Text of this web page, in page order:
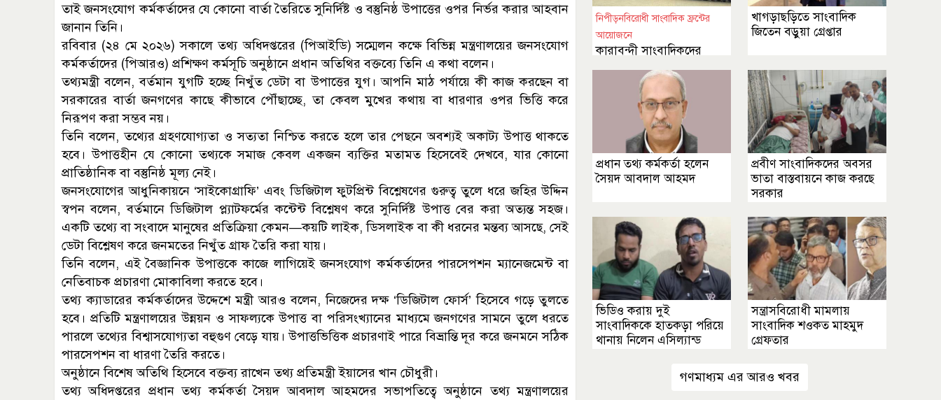
তাই জনসংযোগ কর্মকর্তাদের যে কোনো বার্তা তৈরিতে সুনির্দিষ্ট ও বস্তুনিষ্ঠ উপাত্তের ওপর নির্ভর করার আহবান
জানান তিনি।
রবিবার (২৪ মে ২০২৬) সকালে তথ্য অধিদপ্তরের (পিআইডি) সম্মেলন কক্ষে বিভিন্ন মন্ত্রণালয়ের জনসংযোগ
কর্মকর্তাদের (পিআরও) প্রশিক্ষণ কর্মসূচি অনুষ্ঠানে প্রধান অতিথির বক্তব্যে তিনি এ কথা বলেন।
তথ্যমন্ত্রী বলেন, বর্তমান যুগটি হচ্ছে নিখুঁত ডেটা বা উপাত্তের যুগ। আপনি মাঠ পর্যায়ে কী কাজ করছেন বা
সরকারের বার্তা জনগণের কাছে কীভাবে পৌঁছাচ্ছে, তা কেবল মুখের কথায় বা ধারণার ওপর ভিত্তি করে
নিরূপণ করা সম্ভব নয়।
তিনি বলেন, তথ্যের গ্রহণযোগ্যতা ও সত্যতা নিশ্চিত করতে হলে তার পেছনে অবশ্যই অকাট্য উপাত্ত থাকতে
হবে। উপাত্তহীন যে কোনো তথ্যকে সমাজ কেবল একজন ব্যক্তির মতামত হিসেবেই দেখবে, যার কোনো
প্রাতিষ্ঠানিক বা বস্তুনিষ্ঠ মূল্য নেই।
জনসংযোগের আধুনিকায়নে ‘সাইকোগ্রাফি’ এবং ডিজিটাল ফুটপ্রিন্ট বিশ্লেষণের গুরুত্ব তুলে ধরে জহির উদ্দিন
স্বপন বলেন, বর্তমানে ডিজিটাল প্ল্যাটফর্মের কন্টেন্ট বিশ্লেষণ করে সুনির্দিষ্ট উপাত্ত বের করা অত্যন্ত সহজ।
একটি তথ্যে বা সংবাদে মানুষের প্রতিক্রিয়া কেমন—কয়টি লাইক, ডিসলাইক বা কী ধরনের মন্তব্য আসছে, সেই
ডেটা বিশ্লেষণ করে জনমতের নিখুঁত গ্রাফ তৈরি করা যায়।
তিনি বলেন, এই বৈজ্ঞানিক উপাত্তকে কাজে লাগিয়েই জনসংযোগ কর্মকর্তাদের পারসেপশন ম্যানেজমেন্ট বা
নেতিবাচক প্রচারণা মোকাবিলা করতে হবে।
তথ্য ক্যাডারের কর্মকর্তাদের উদ্দেশে মন্ত্রী আরও বলেন, নিজেদের দক্ষ ‘ডিজিটাল ফোর্স’ হিসেবে গড়ে তুলতে
হবে। প্রতিটি মন্ত্রণালয়ের উন্নয়ন ও সাফল্যকে উপাত্ত বা পরিসংখ্যানের মাধ্যমে জনগণের সামনে তুলে ধরতে
পারলে তথ্যের বিশ্বাসযোগ্যতা বহুগুণ বেড়ে যায়। উপাত্তভিত্তিক প্রচারণাই পারে বিভ্রান্তি দূর করে জনমনে সঠিক
পারসেপশন বা ধারণা তৈরি করতে।
অনুষ্ঠানে বিশেষ অতিথি হিসেবে বক্তব্য রাখেন তথ্য প্রতিমন্ত্রী ইয়াসের খান চৌধুরী।
তথ্য অধিদপ্তরের প্রধান তথ্য কর্মকর্তা সৈয়দ আবদাল আহমদের সভাপতিত্বে অনুষ্ঠানে তথ্য মন্ত্রণালয়ের
নিপীড়নবিরোধী সাংবাদিক ফ্রন্টের
আয়োজনে
কারাবন্দী সাংবাদিকদের
খাগড়াছড়িতে সাংবাদিক
জিতেন বড়ুয়া গ্রেপ্তার
প্রধান তথ্য কর্মকর্তা হলেন
সৈয়দ আবদাল আহমদ
প্রবীণ সাংবাদিকদের অবসর
ভাতা বাস্তবায়নে কাজ করছে
সরকার
ভিডিও করায় দুই
সাংবাদিককে হাতকড়া পরিয়ে
থানায় নিলেন এসিল্যান্ড
সন্ত্রাসবিরোধী মামলায়
সাংবাদিক শওকত মাহমুদ
গ্রেফতার
গণমাধ্যম এর আরও খবর